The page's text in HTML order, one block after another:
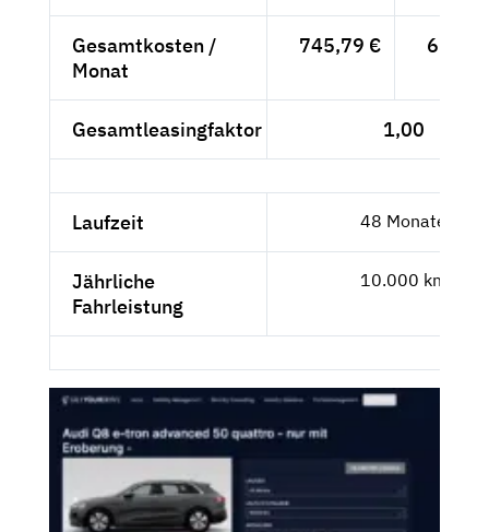
Gesamtkosten /
Monat
745,79 €
Gesamtleasingfaktor 1,00
Laufzeit 48 Monate
Jährliche
Fahrleistung
10.000 km